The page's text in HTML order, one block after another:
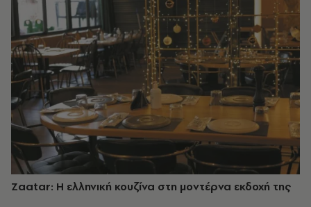
Zaatar: Η ελληνική κουζίνα στη μοντέρνα εκδοχή της